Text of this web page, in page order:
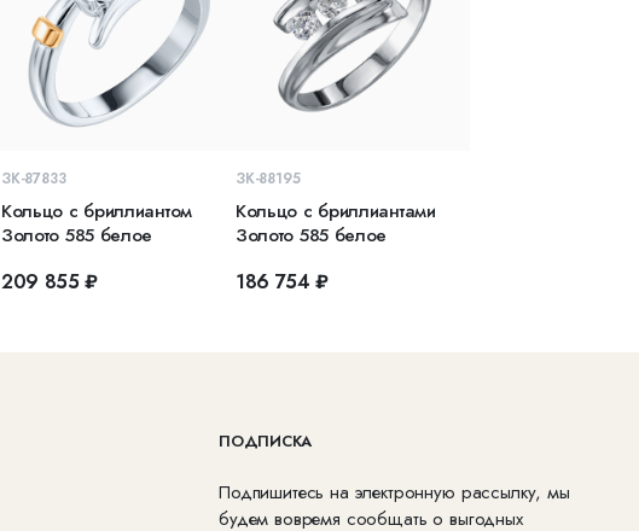
ЗК-87833
Кольцо с бриллиантом
Золото 585 белое
209 855 ₽
ЗК-88195
Кольцо с бриллиантами
Золото 585 белое
186 754 ₽
ПОДПИСКА
Подпишитесь на электронную рассылку, мы
будем вовремя сообщать о выгодных